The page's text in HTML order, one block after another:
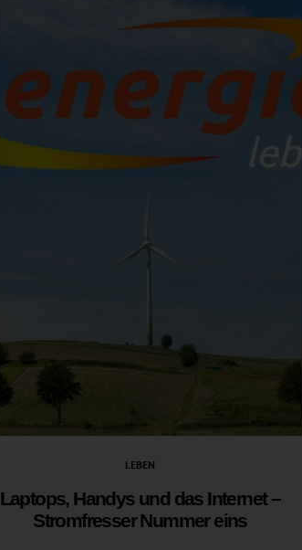
LEBEN
Laptops, Handys und das Internet –
Stromfresser Nummer eins